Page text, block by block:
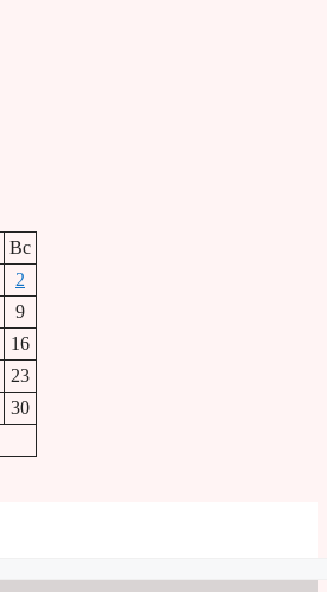
Вс
2
9
16
23
30